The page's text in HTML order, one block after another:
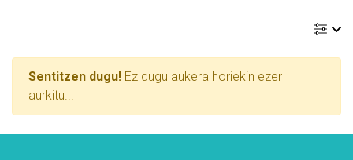
Sentitzen dugu! Ez dugu aukera horiekin ezer
aurkitu...